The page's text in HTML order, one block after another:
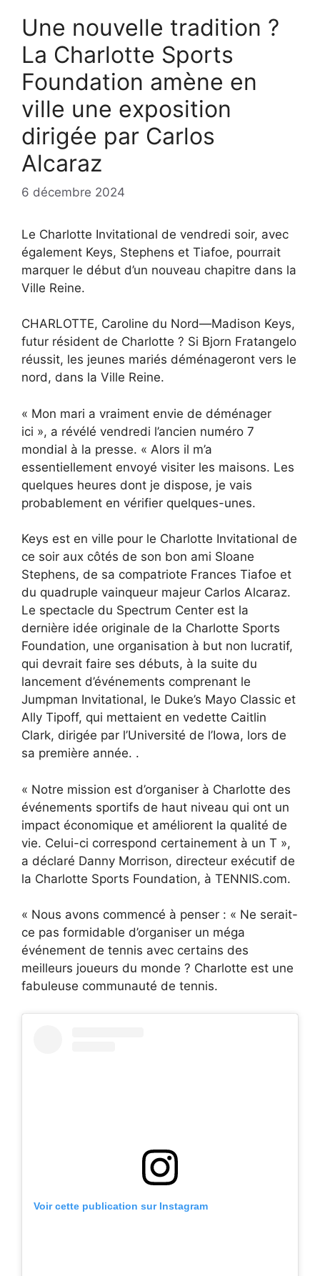
Une nouvelle tradition ?
La Charlotte Sports
Foundation amène en
ville une exposition
dirigée par Carlos
Alcaraz
6 décembre 2024
Le Charlotte Invitational de vendredi soir, avec
également Keys, Stephens et Tiafoe, pourrait
marquer le début d’un nouveau chapitre dans la
Ville Reine.
CHARLOTTE, Caroline du Nord—Madison Keys,
futur résident de Charlotte ? Si Bjorn Fratangelo
réussit, les jeunes mariés déménageront vers le
nord, dans la Ville Reine.
« Mon mari a vraiment envie de déménager
ici », a révélé vendredi l’ancien numéro 7
mondial à la presse. « Alors il m’a
essentiellement envoyé visiter les maisons. Les
quelques heures dont je dispose, je vais
probablement en vérifier quelques-unes.
Keys est en ville pour le Charlotte Invitational de
ce soir aux côtés de son bon ami Sloane
Stephens, de sa compatriote Frances Tiafoe et
du quadruple vainqueur majeur Carlos Alcaraz.
Le spectacle du Spectrum Center est la
dernière idée originale de la Charlotte Sports
Foundation, une organisation à but non lucratif,
qui devrait faire ses débuts, à la suite du
lancement d’événements comprenant le
Jumpman Invitational, le Duke’s Mayo Classic et
Ally Tipoff, qui mettaient en vedette Caitlin
Clark, dirigée par l’Université de l’Iowa, lors de
sa première année. .
« Notre mission est d’organiser à Charlotte des
événements sportifs de haut niveau qui ont un
impact économique et améliorent la qualité de
vie. Celui-ci correspond certainement à un T »,
a déclaré Danny Morrison, directeur exécutif de
la Charlotte Sports Foundation, à TENNIS.com.
« Nous avons commencé à penser : « Ne serait-
ce pas formidable d’organiser un méga
événement de tennis avec certains des
meilleurs joueurs du monde ? Charlotte est une
fabuleuse communauté de tennis.
Voir cette publication sur Instagram